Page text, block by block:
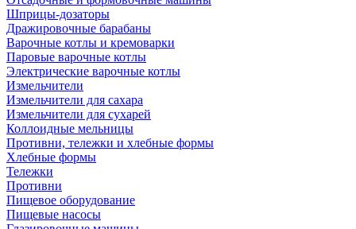
Шприцы-дозаторы
Дражировочные барабаны
Варочные котлы и кремоварки
Паровые варочные котлы
Электрические варочные котлы
Измельчители
Измельчители для сахара
Измельчители для сухарей
Коллоидные мельницы
Противни, тележки и хлебные формы
Хлебные формы
Тележки
Противни
Пищевое оборудование
Пищевые насосы